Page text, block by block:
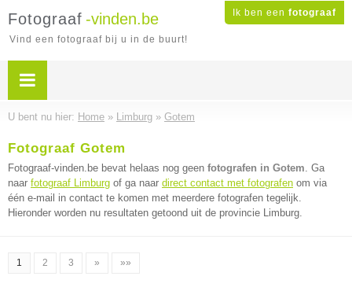
Ik ben een fotograaf
Fotograaf -vinden.be
Vind een fotograaf bij u in de buurt!
U bent nu hier: Home » Limburg » Gotem
Fotograaf Gotem
Fotograaf-vinden.be bevat helaas nog geen fotografen in Gotem. Ga
naar fotograaf Limburg of ga naar direct contact met fotografen om via
één e-mail in contact te komen met meerdere fotografen tegelijk.
Hieronder worden nu resultaten getoond uit de provincie Limburg.
1 2 3 » »»